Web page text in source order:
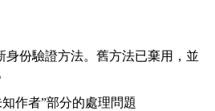
身份驗證方法。舊方法已棄用，並
作者”部分的處理問題